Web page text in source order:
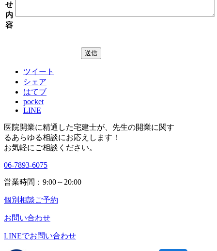
せ
内
容
ツイート
シェア
はてブ
pocket
LINE
医院開業に精通した宅建士が、 先生の開業に関す
るあらゆる相談にお応えします！
お気軽にご相談ください。
06-7893-6075
営業時間：9:00～20:00
個別相談ご予約
お問い合わせ
LINEでお問い合わせ